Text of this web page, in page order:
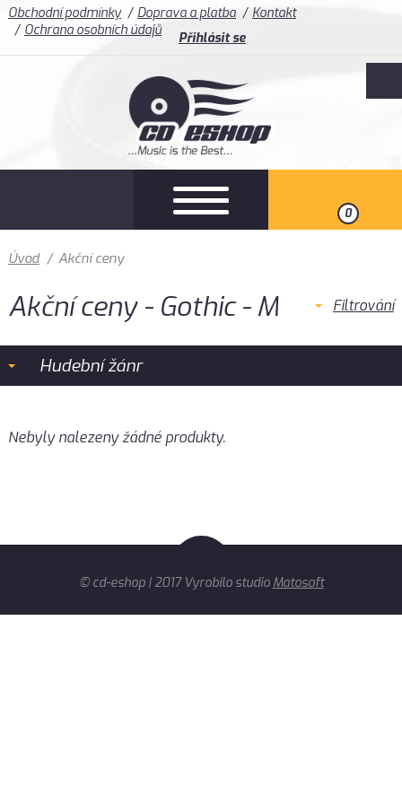
Obchodní podmínky Doprava a platba
Kontakt
Ochrana osobních údajů
Přihlásit se
0
Úvod / Akční ceny
Akční ceny - Gothic - M Filtrování
Hudební žánr
Nebyly nalezeny žádné produkty.
© cd-eshop | 2017 Vyrobilo studio Matosoft